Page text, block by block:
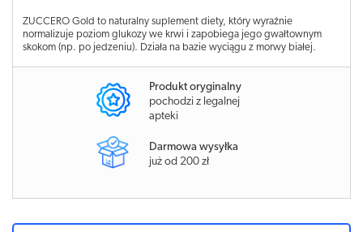
ZUCCERO Gold to naturalny suplement diety, który wyraźnie
normalizuje poziom glukozy we krwi i zapobiega jego gwałtownym
skokom (np. po jedzeniu). Działa na bazie wyciągu z morwy białej.
Produkt oryginalny
pochodzi z legalnej
apteki
Darmowa wysyłka
już od 200 zł